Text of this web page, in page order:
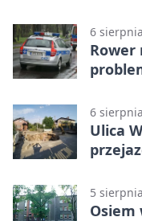
6
Rower
6
Ulica
5
Osiem